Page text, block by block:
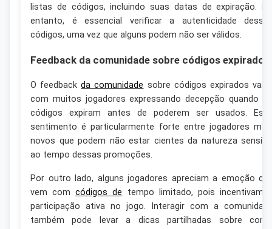
listas de códigos, incluindo suas datas de expiração.
entanto, é essencial verificar a autenticidade
códigos, uma vez que alguns podem não ser válidos.
Feedback da comunidade sobre códigos expirados
O feedbackda comunidade sobre códigos expirados
com muitos jogadores expressando decepção quando
códigos expiram antes de poderem ser usados.
sentimento é particularmente forte entre jogadores
novos que podem não estar cientes da natureza
ao tempo dessas promoções.
Por outro lado, alguns jogadores apreciam a emoção
vem comcódigos de tempo limitado, pois incentivam
participação ativa no jogo. Interagir com a
também pode levar a dicas partilhadas sobre